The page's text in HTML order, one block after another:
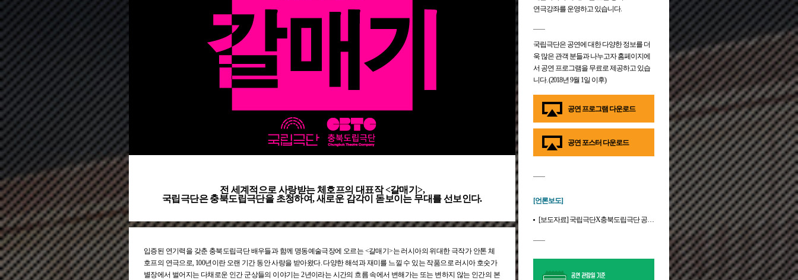
전 세계적으로 사랑받는 체호프의 대표작 <갈매기>,
국립극단은 충북도립극단을 초청하여, 새로운 감각이 돋보이는 무대를 선보인다.
입증된 연기력을 갖춘 충북도립극단 배우들과 함께 명동예술극장에 오르는 <갈매기>는 러시아의 위대한 극작가 안톤 체
호프의 연극으로, 100년이란 오랜 기간 동안 사랑을 받아왔다. 다양한 해석과 재미를 느낄 수 있는 작품으로 러시아 호숫가
별장에서 벌어지는 다채로운 인간 군상들의 이야기는 2년이라는 시간의 흐름 속에서 변해가는 또는 변하지 않는 인간의 본
연극강좌를 운영하고 있습니다.
국립극단은 공연에 대한 다양한 정보를 더
욱 많은 관객 분들과 나누고자 홈페이지에
서 공연 프로그램을 무료로 제공하고 있습
니다. (2018년 9월 1일 이후)
공연 프로그램 다운로드
공연 포스터 다운로드
[언론보도]
[보도자료] 국립극단X충북도립극단 공동기획 <갈매기>